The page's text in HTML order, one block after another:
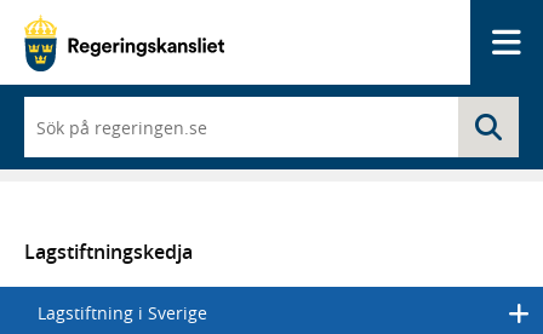
du
börjar
skriva
en
lista
med
sökförslag
Lagstiftningskedja
Lagstiftning i Sverige